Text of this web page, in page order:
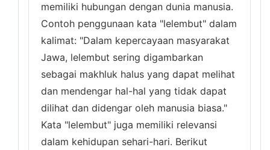
memiliki hubungan dengan dunia manusia.
Contoh penggunaan kata "lelembut" dalam
kalimat: "Dalam kepercayaan masyarakat
Jawa, lelembut sering digambarkan
sebagai makhluk halus yang dapat melihat
dan mendengar hal-hal yang tidak dapat
dilihat dan didengar oleh manusia biasa."
Kata "lelembut" juga memiliki relevansi
dalam kehidupan sehari-hari. Berikut